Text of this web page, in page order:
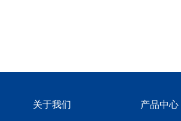
关于我们 产品中心